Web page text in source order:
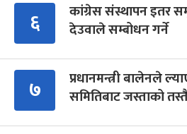
६
कांग्रेस संस्थापन इतर
देउवाले सम्बोधन गर्ने
७
प्रधानमन्त्री बालेनले
समितिबाट जस्ताको